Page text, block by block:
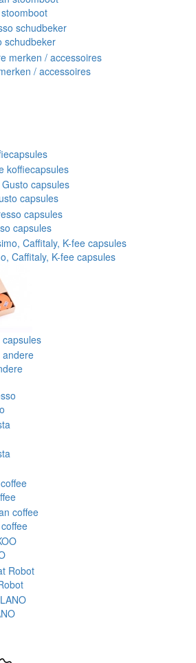
schudbeker
/ accessoires
capsules
capsules
Caffitaly, K-fee capsules